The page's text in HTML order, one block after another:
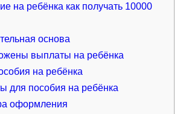
на ребёнка как получать 10000
основа
выплаты на ребёнка
на ребёнка
для пособия на ребёнка
оформления